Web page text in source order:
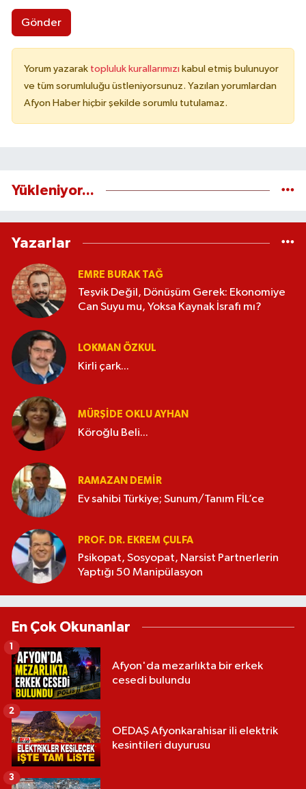
Gönder
Yorum yazarak topluluk kurallarımızı kabul etmiş bulunuyor
ve tüm sorumluluğu üstleniyorsunuz. Yazılan yorumlardan
Afyon Haber hiçbir şekilde sorumlu tutulamaz.
Yükleniyor...
Yazarlar
EMRE BURAK TAĞ
Teşvik Değil, Dönüşüm Gerek: Ekonomiye
Can Suyu mu, Yoksa Kaynak İsrafı mı?
LOKMAN ÖZKUL
Kirli çark...
MÜRŞIDE OKLU AYHAN
Köroğlu Beli...
RAMAZAN DEMİR
Ev sahibi Türkiye; Sunum/Tanım FİL’ce
PROF. DR. EKREM ÇULFA
Psikopat, Sosyopat, Narsist Partnerlerin
Yaptığı 50 Manipülasyon
En Çok Okunanlar
Afyon'da mezarlıkta bir erkek
cesedi bulundu
1
OEDAŞ Afyonkarahisar ili elektrik
kesintileri duyurusu
2
3